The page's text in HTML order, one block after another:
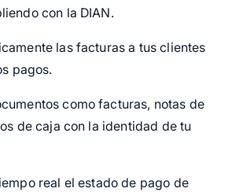
con la DIAN.
las facturas a tus clientes
pagos.
como facturas, notas de
de caja con la identidad de tu
real el estado de pago de